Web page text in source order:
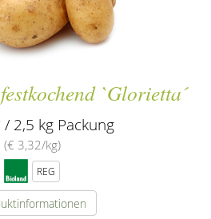
`Glorietta´
/ 2,5 kg Packung
(€ 3,32/kg)
REG